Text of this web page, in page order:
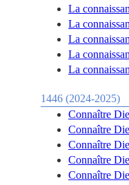
La
La
La
La
La
1446 (2024-2025)
Connaître
Connaître
Connaître
Connaître
Connaître